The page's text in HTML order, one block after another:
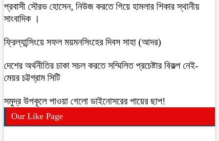
প্রবাসী সৌরভ হোসেন, নিউজ করতে গিয়ে হামলার শিকার স্থানীয়
সাংবাদিক ।
ফ্রিল্যান্সিংয়ে সফল ময়মনসিংহের দিবস সাহা (আদর)
দেশের অর্থনীতির চাকা সচল করতে সম্মিলিত প্রচেষ্টার বিকল্প নেই-
মেয়র চট্টগ্রাম সিটি
সমুদ্র উপকূলে পাওয়া গেলো ডাইনোসরের পায়ের ছাপ!
Our Like Page